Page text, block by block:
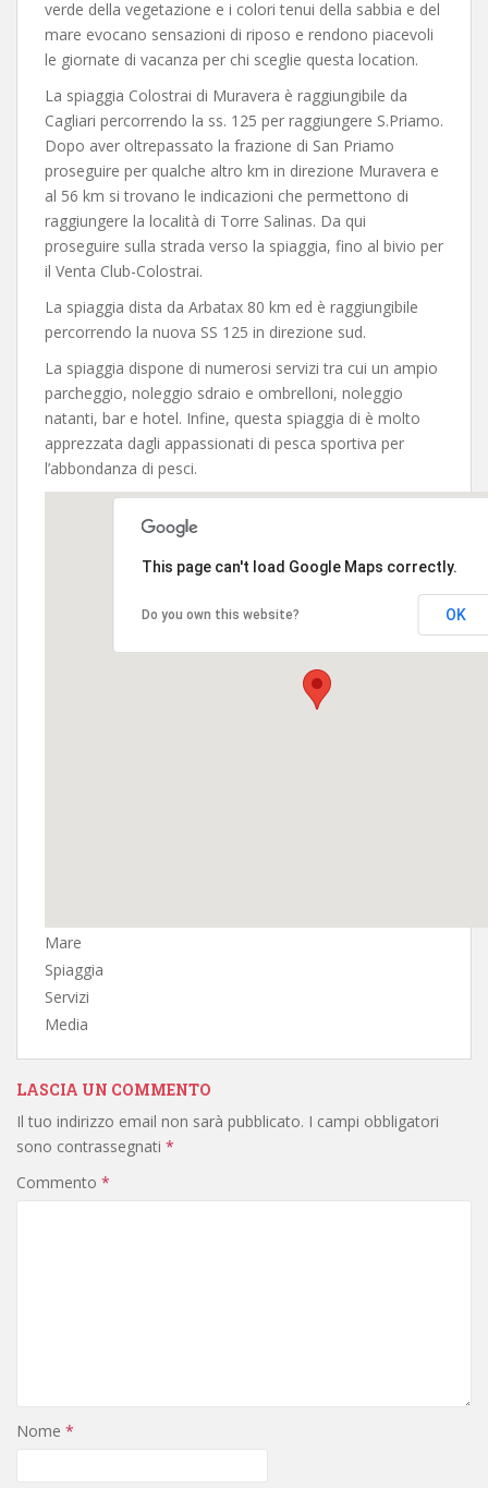
verde della vegetazione e i colori tenui della sabbia e del
mare evocano sensazioni di riposo e rendono piacevoli
le giornate di vacanza per chi sceglie questa location.
La spiaggia Colostrai di Muravera è raggiungibile da
Cagliari percorrendo la ss. 125 per raggiungere S.Priamo.
Dopo aver oltrepassato la frazione di San Priamo
proseguire per qualche altro km in direzione Muravera e
al 56 km si trovano le indicazioni che permettono di
raggiungere la località di Torre Salinas. Da qui
proseguire sulla strada verso la spiaggia, fino al bivio per
il Venta Club-Colostrai.
La spiaggia dista da Arbatax 80 km ed è raggiungibile
percorrendo la nuova SS 125 in direzione sud.
La spiaggia dispone di numerosi servizi tra cui un ampio
parcheggio, noleggio sdraio e ombrelloni, noleggio
natanti, bar e hotel. Infine, questa spiaggia di è molto
apprezzata dagli appassionati di pesca sportiva per
l’abbondanza di pesci.
This page can't load Google Maps correctly.
Do you own this website? OK
Mare
Spiaggia
Servizi
Media
LASCIA UN COMMENTO
Il tuo indirizzo email non sarà pubblicato. I campi obbligatori
sono contrassegnati *
Commento *
Nome *